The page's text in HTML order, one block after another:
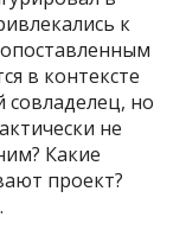
к
в контексте
но
не
Какие
проект?